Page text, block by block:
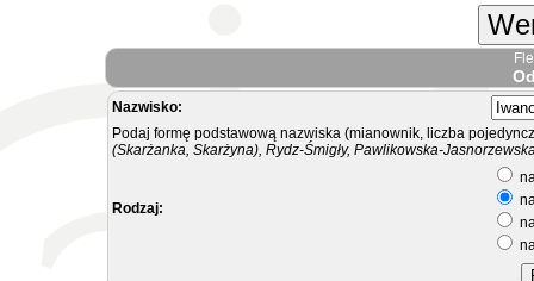
Nazwisko:
Podaj formę podstawową nazwiska (mianownik, liczba
(Skarżanka, Skarżyna), Rydz-Śmigły, Pawlikowska-
Rodzaj: